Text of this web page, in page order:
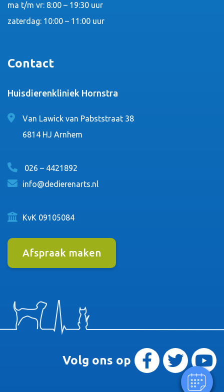
Klik hier om een afspraak te maken.
ma t/m vr: 8:00 – 19:30 uur
zaterdag: 10:00 – 11:00 uur
Contact
Huisdierenkliniek Hornstra
Van Lawick van Pabststraat 38
6814 HJ Arnhem
026 – 4421892
info@dedierenarts.nl
KvK 09105084
Afspraak maken
Volg ons op